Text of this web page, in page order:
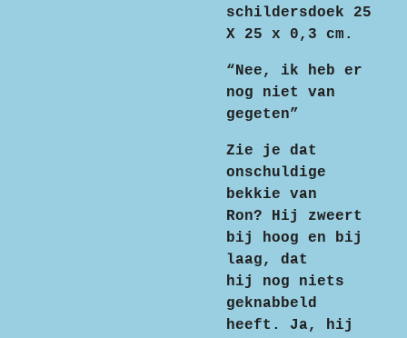
schildersdoek 25
X 25 x 0,3 cm.
“Nee, ik heb er
nog niet van
gegeten”
Zie je dat
onschuldige
bekkie van
Ron? Hij zweert
bij hoog en bij
laag, dat
hij nog niets
geknabbeld
heeft. Ja, hij